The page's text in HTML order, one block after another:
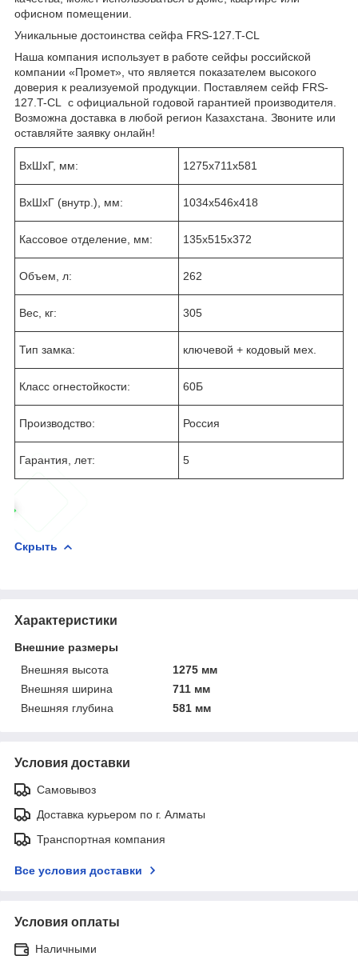
офисном помещении.
Уникальные достоинства сейфа FRS-127.T-CL
Наша компания использует в работе сейфы российской
компании «Промет», что является показателем высокого
доверия к реализуемой продукции. Поставляем сейф FRS-
127.T-CL с официальной годовой гарантией производителя.
Возможна доставка в любой регион Казахстана. Звоните или
оставляйте заявку онлайн!
ВхШхГ, мм: 1275x711x581
ВхШхГ (внутр.), мм: 1034x546x418
Кассовое отделение, мм: 135x515x372
Объем, л: 262
Вес, кг: 305
Тип замка: ключевой + кодовый мех.
Класс огнестойкости: 60Б
Производство: Россия
Гарантия, лет: 5
Скрыть
Характеристики
Внешние размеры
Внешняя высота
1275 мм
Внешняя ширина
711 мм
Внешняя глубина
581 мм
Условия доставки
Самовывоз
Доставка курьером по г. Алматы
Транспортная компания
Все условия доставки
Условия оплаты
Наличными